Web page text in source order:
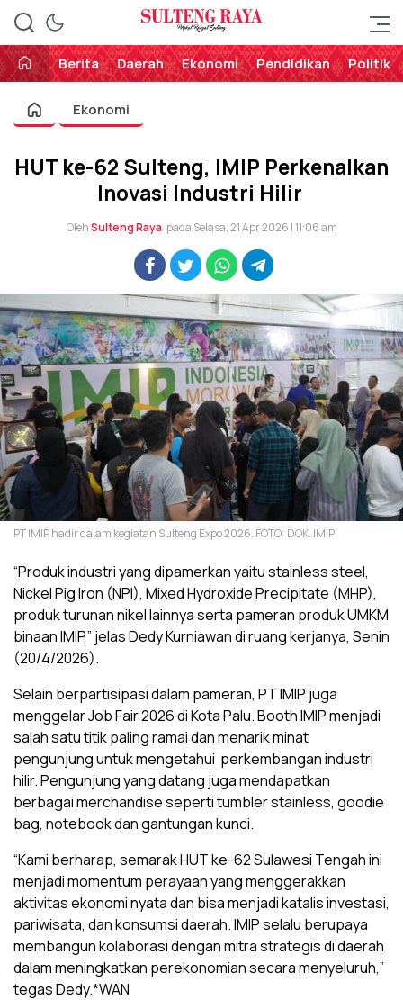
Sulteng Raya
Perekat Rakyat Sulteng
Berita
Daerah Ekonomi Pendidikan Politik
Ekonomi
HUT ke-62 Sulteng, IMIP Perkenalkan
Inovasi Industri Hilir
OlehSulteng Raya pada Selasa, 21 Apr 2026 | 11:06 am
PT IMIP hadir dalam kegiatan Sulteng Expo 2026. FOTO: DOK. IMIP
“Produk industri yang dipamerkan yaitu stainless steel,
Nickel Pig Iron (NPI), Mixed Hydroxide Precipitate (MHP),
produk turunan nikel lainnya serta pameran produk UMKM
binaan IMIP,” jelas Dedy Kurniawan di ruang kerjanya, Senin
(20/4/2026).
Selain berpartisipasi dalam pameran, PT IMIP juga
menggelar Job Fair 2026 di Kota Palu. Booth IMIP menjadi
salah satu titik paling ramai dan menarik minat
pengunjung untuk mengetahui perkembangan industri
hilir. Pengunjung yang datang juga mendapatkan
berbagai merchandise seperti tumbler stainless, goodie
bag, notebook dan gantungan kunci.
“Kami berharap, semarak HUT ke-62 Sulawesi Tengah ini
menjadi momentum perayaan yang menggerakkan
aktivitas ekonomi nyata dan bisa menjadi katalis investasi,
pariwisata, dan konsumsi daerah. IMIP selalu berupaya
membangun kolaborasi dengan mitra strategis di daerah
dalam meningkatkan perekonomian secara menyeluruh,”
tegas Dedy.*WAN